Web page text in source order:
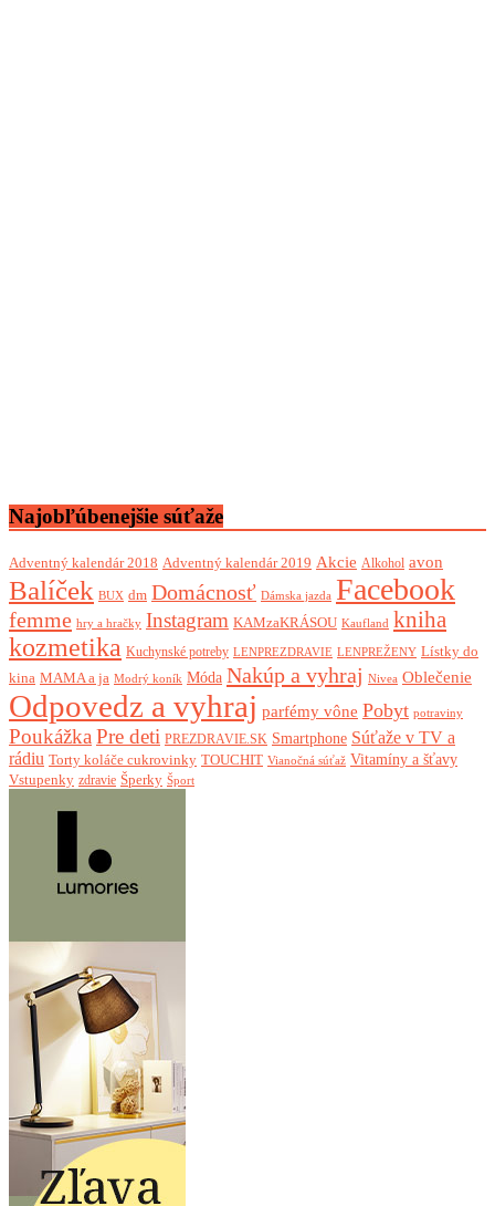
Najobľúbenejšie súťaže
Adventný kalendár 2018 Adventný kalendár 2019 Akcie Alkohol avon
Balíček BUX dm Domácnosť Dámska jazda Facebook
femme hry a hračky Instagram KAMzaKRÁSOU Kaufland kniha
kozmetika Kuchynské potreby LENPREZDRAVIE LENPREŽENY Lístky do
kina MAMA a ja Modrý koník Móda Nakúp a vyhraj Nivea Oblečenie
Odpovedz a vyhraj parfémy vône Pobyt potraviny
Poukážka Pre deti PREZDRAVIE.SK Smartphone Súťaže v TV a
rádiu Torty koláče cukrovinky TOUCHIT Vianočná súťaž Vitamíny a šťavy
Vstupenky zdravie Šperky Šport